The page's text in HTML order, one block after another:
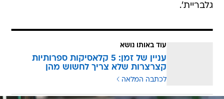
גלבריית'.
עוד באותו נושא
עניין של זמן: 5 קלאסיקות ספרותיות
קצרצרות שלא צריך לחשוש מהן
לכתבה המלאה